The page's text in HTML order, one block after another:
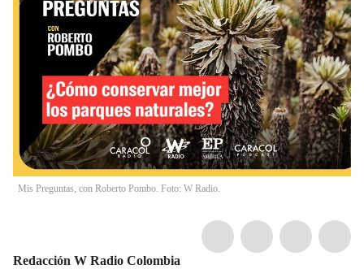
Mis Preguntas, con Roberto Pombo. Foto: W Radio.
Redacción W Radio Colombia